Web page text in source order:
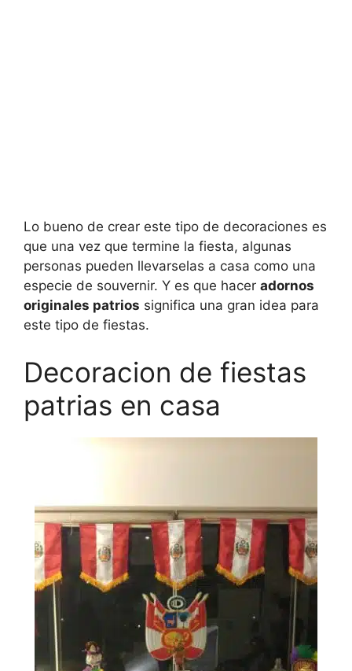
Lo bueno de crear este tipo de decoraciones es
que una vez que termine la fiesta, algunas
personas pueden llevarselas a casa como una
especie de souvernir. Y es que hacer adornos
originales patrios significa una gran idea para
este tipo de fiestas.
Decoracion de fiestas
patrias en casa